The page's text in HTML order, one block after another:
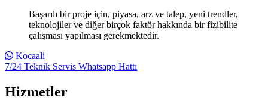
Başarılı bir proje için, piyasa, arz ve talep, yeni trendler,
teknolojiler ve diğer birçok faktör hakkında bir fizibilite
çalışması yapılması gerekmektedir.
Kocaali
7/24 Teknik Servis Whatsapp Hattı
Hizmetler